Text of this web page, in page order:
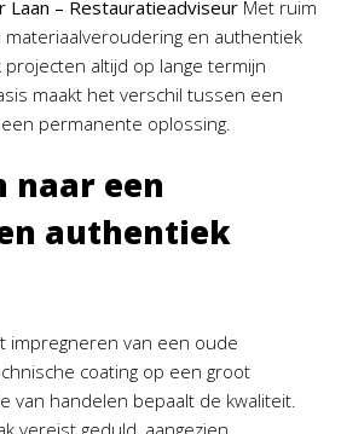
Laan – Restauratieadviseur Met ruim
materiaalveroudering en authentiek
altijd op lange termijn
maakt het verschil tussen een
permanente oplossing.
naar een
authentiek
impregneren van een oude
coating op een groot
van handelen bepaalt de kwaliteit.
vereist geduld, aangezien